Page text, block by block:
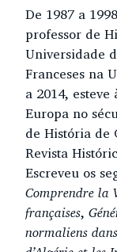
De 1987 a
professor de
Universidade
Franceses na
a 2014,
Europa no
de História de
Revista
Escreveu os
Comprendre la
françaises,
normaliens